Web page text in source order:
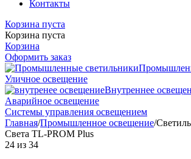
Контакты
Корзина пуста
Корзина пуста
Корзина
Оформить заказ
Уличное освещение
Внутреннее
Аварийное освещение
Системы управления освещением
Главная/Промышленное освещение/
Света TL-PROM Plus
24 из 34